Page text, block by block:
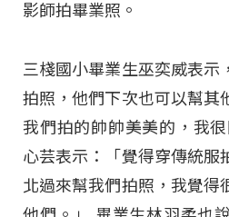
影師拍畢業照。
三棧國小畢業生巫奕威表示
拍照，他們下次也可以幫其
我們拍的帥帥美美的，我
心芸表示：「覺得穿傳統服
北過來幫我們拍照，我覺得